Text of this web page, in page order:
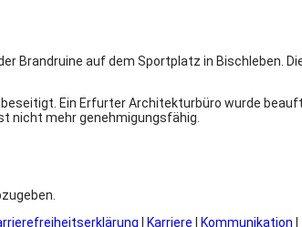
Brandruine auf dem Sportplatz in Bischleben.
Ein Erfurter Architekturbüro wurde
nicht mehr genehmigungsfähig.
| Karriere | Kommunikation |